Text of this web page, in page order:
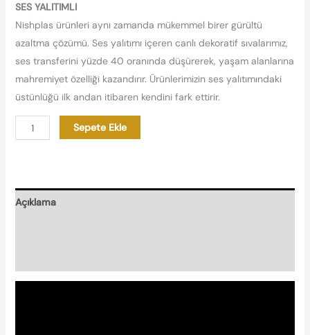
SES YALITIMLI
Nishplas ürünleri aynı zamanda mükemmel birer gürültü
azaltma çözümü. Ses yalıtımı içeren canlı dekoratif sıvalarımız,
ses transferini yüzde 40 oranında düşürerek, yaşam alanlarına
mahremiyet özelliği kazandırır. Ürünlerimizin ses yalıtımındaki
üstünlüğü ilk andan itibaren kendini fark ettirir.
Sepete Ekle
Açıklama